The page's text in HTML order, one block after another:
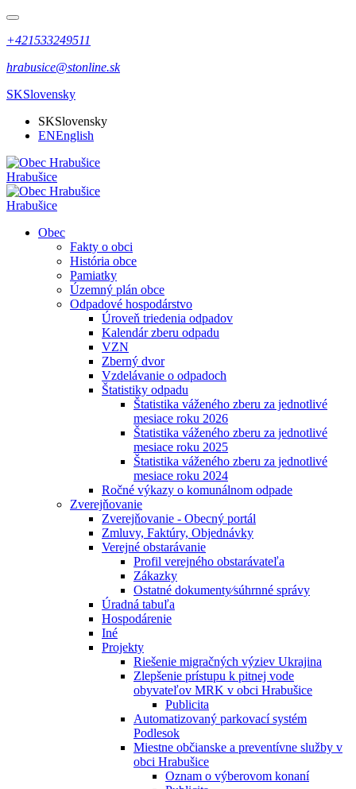
+421533249511
hrabusice@stonline.sk
SKSlovensky
SKSlovensky
ENEnglish
Hrabušice
Hrabušice
Obec
Fakty o obci
História obce
Pamiatky
Územný plán obce
Odpadové hospodárstvo
Úroveň triedenia odpadov
Kalendár zberu odpadu
VZN
Zberný dvor
Vzdelávanie o odpadoch
Štatistiky odpadu
Štatistika váženého zberu za jednotlivé
mesiace roku 2026
Štatistika váženého zberu za jednotlivé
mesiace roku 2025
Štatistika váženého zberu za jednotlivé
mesiace roku 2024
Ročné výkazy o komunálnom odpade
Zverejňovanie
Zverejňovanie - Obecný portál
Zmluvy, Faktúry, Objednávky
Verejné obstarávanie
Profil verejného obstarávateľa
Zákazky
Ostatné dokumenty⁄súhrnné správy
Úradná tabuľa
Hospodárenie
Iné
Projekty
Riešenie migračných výziev Ukrajina
Zlepšenie prístupu k pitnej vode
obyvateľov MRK v obci Hrabušice
Publicita
Automatizovaný parkovací systém
Podlesok
Miestne občianske a preventívne služby v
obci Hrabušice
Oznam o výberovom konaní